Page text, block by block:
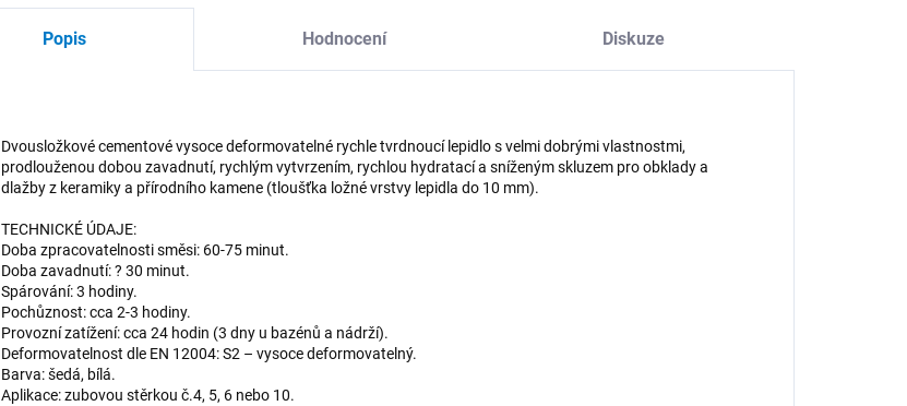
Popis Hodnocení Diskuze
Dvousložkové cementové vysoce deformovatelné rychle tvrdnoucí lepidlo s velmi dobrými vlastnostmi,
prodlouženou dobou zavadnutí, rychlým vytvrzením, rychlou hydratací a sníženým skluzem pro obklady a
dlažby z keramiky a přírodního kamene (tloušťka ložné vrstvy lepidla do 10 mm).
TECHNICKÉ ÚDAJE:
Doba zpracovatelnosti směsi: 60-75 minut.
Doba zavadnutí: ? 30 minut.
Spárování: 3 hodiny.
Pochůznost: cca 2-3 hodiny.
Provozní zatížení: cca 24 hodin (3 dny u bazénů a nádrží).
Deformovatelnost dle EN 12004: S2 – vysoce deformovatelný.
Barva: šedá, bílá.
Aplikace: zubovou stěrkou č.4, 5, 6 nebo 10.